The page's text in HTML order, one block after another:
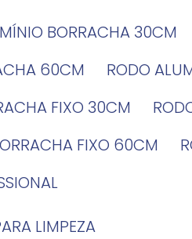
BORRACHA 30CM
60CM
RODO
FIXO 30CM
FIXO 60CM
LIMPEZA